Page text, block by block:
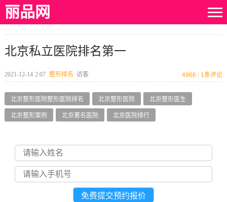
丽品网
北京私立医院排名第一
2021-12-14 2:07 整形排名 访客 4966 1条评论
北京整形医院整形医院排名 北京整形医院 北京整形医生
北京整形案例 北京著名医院 北京医院排行